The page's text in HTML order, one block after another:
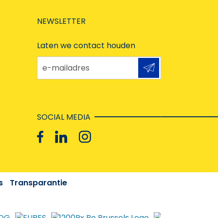
NEWSLETTER
Laten we contact houden
e-mailadres
SOCIAL MEDIA
Transparantie